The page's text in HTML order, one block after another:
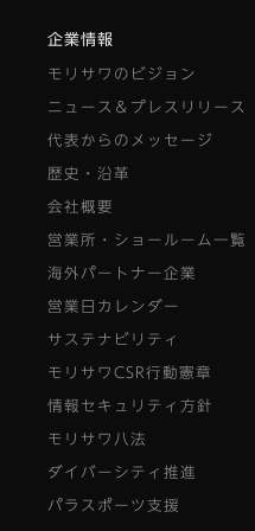
企業情報
モリサワのビジョン
ニュース＆プレスリリース
代表からのメッセージ
歴史・沿革
会社概要
営業所・ショールーム一覧
海外パートナー企業
営業日カレンダー
サステナビリティ
モリサワCSR行動憲章
情報セキュリティ方針
モリサワ八法
ダイバーシティ推進
パラスポーツ支援